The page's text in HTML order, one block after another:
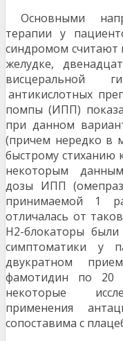
Основными
терапии у
синдромом считают
желудке,
висцеральной
антикислотных
помпы (ИПП)
при данном
(причем нередко в
быстрому стиханию
некоторым
дозы ИПП
принимаемой 1
отличалась от
Н2-блокаторы
симптоматики у
двукратном
фамотидин по 20
некоторые
применения
сопоставима с